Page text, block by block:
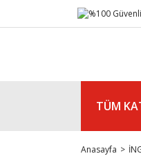
TÜM
Anasayfa